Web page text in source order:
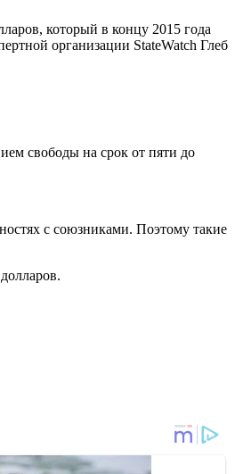
который в концу 2015 года
организации StateWatch Глеб
свободы на срок от пяти до
с союзниками. Поэтому такие